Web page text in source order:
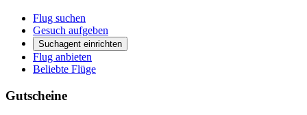
Flug suchen
Gesuch aufgeben
Suchagent einrichten
Flug anbieten
Beliebte Flüge
Gutscheine